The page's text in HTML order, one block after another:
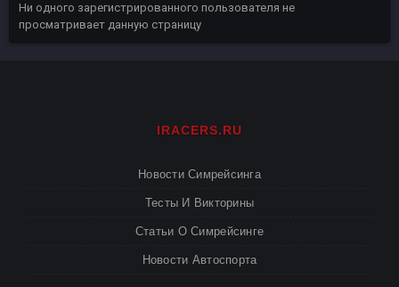
Ни одного зарегистрированного пользователя не
просматривает данную страницу
IRACERS.RU
Новости Симрейсинга
Тесты И Викторины
Статьи О Симрейсинге
Новости Автоспорта